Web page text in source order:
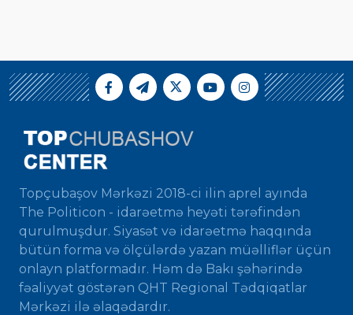
Topçubaşov Mərkəzi 2018-ci ilin aprel ayında
The Politicon - idarəetmə heyəti tərəfindən
qurulmuşdur. Siyasət və idarəetmə haqqında
bütün forma və ölçülərdə yazan müəlliflər üçün
onlayn platformadır. Həm də Bakı şəhərində
fəaliyyət göstərən QHT Regional Tədqiqatlar
Mərkəzi ilə əlaqədardır.